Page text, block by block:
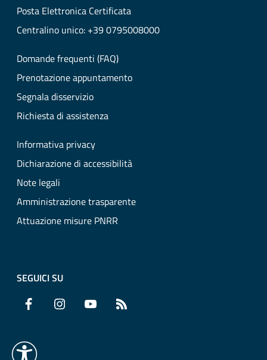
Posta Elettronica Certificata
Centralino unico: +39 0795008000
Domande frequenti (FAQ)
Prenotazione appuntamento
Segnala disservizio
Richiesta di assistenza
Informativa privacy
Dichiarazione di accessibilità
Note legali
Amministrazione trasparente
Attuazione misure PNRR
SEGUICI SU
Facebook Instagram YouTube